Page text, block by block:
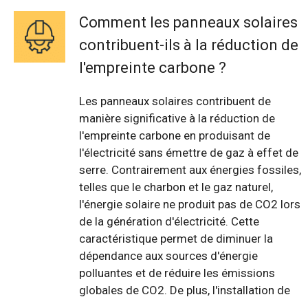
Comment les panneaux solaires
contribuent-ils à la réduction de
l'empreinte carbone ?
Les panneaux solaires contribuent de
manière significative à la réduction de
l'empreinte carbone en produisant de
l'électricité sans émettre de gaz à effet de
serre. Contrairement aux énergies fossiles,
telles que le charbon et le gaz naturel,
l'énergie solaire ne produit pas de CO2 lors
de la génération d'électricité. Cette
caractéristique permet de diminuer la
dépendance aux sources d'énergie
polluantes et de réduire les émissions
globales de CO2. De plus, l'installation de